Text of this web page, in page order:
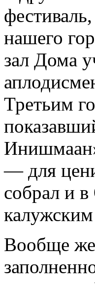
нашего
зал Дома
Третьим
— для
собрал и в
калужским
Вообще же